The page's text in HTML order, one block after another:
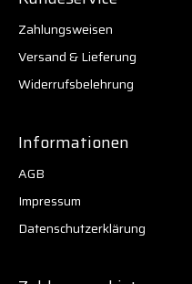
Zahlungsweisen
Versand & Lieferung
Widerrufsbelehrung
Informationen
AGB
Impressum
Datenschutzerklärung